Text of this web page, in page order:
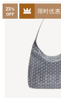
23%
OFF
限时优惠